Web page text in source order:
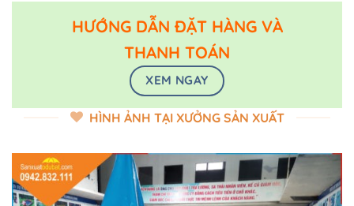
HƯỚNG DẪN ĐẶT HÀNG VÀ
THANH TOÁN
XEM NGAY
HÌNH ẢNH TẠI XƯỞNG SẢN XUẤT